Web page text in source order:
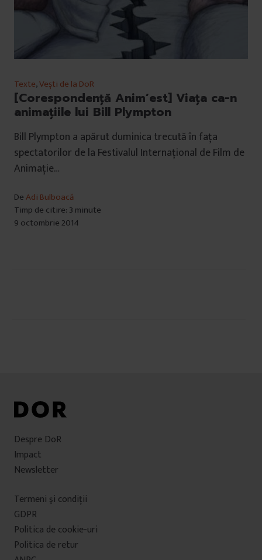
Texte,Vești de la DoR
[Corespondență Anim’est] Viața ca-n
animațiile lui Bill Plympton
Bill Plympton a apărut duminica trecută în fața
spectatorilor de la Festivalul Internațional de Film de
Animație…
DeAdi Bulboacă
Timp de citire: 3 minute
9 octombrie 2014
Despre DoR
Impact
Newsletter
Termeni şi condiţii
GDPR
Politica de cookie-uri
Politica de retur